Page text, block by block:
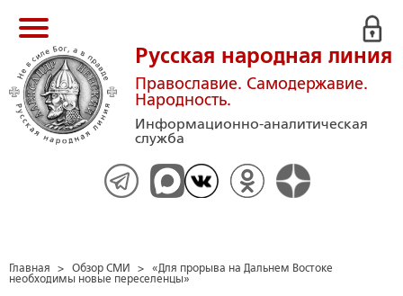
Русская народная линия
Православие. Самодержавие.
Народность.
Информационно-аналитическая
служба
Главная > Обзор СМИ > «Для прорыва на Дальнем Востоке
необходимы новые переселенцы»